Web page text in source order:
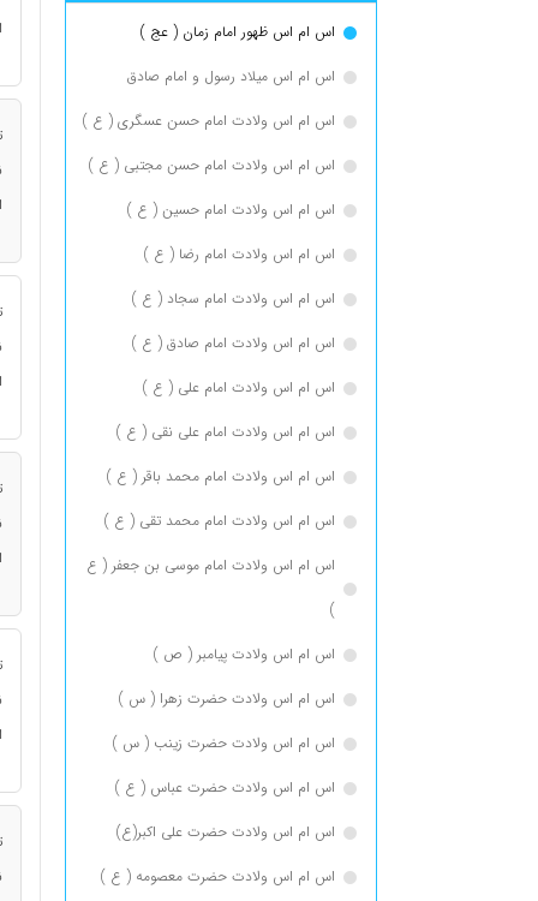
اس ام اس ظهور امام زمان ( عج )
اس ام اس میلاد رسول و امام صادق
اس ام اس ولادت امام حسن عسگری ( ع )
اس ام اس ولادت امام حسن مجتبی ( ع )
اس ام اس ولادت امام حسین ( ع )
اس ام اس ولادت امام رضا ( ع )
اس ام اس ولادت امام سجاد ( ع )
اس ام اس ولادت امام صادق ( ع )
اس ام اس ولادت امام علی ( ع )
اس ام اس ولادت امام علی نقی ( ع )
اس ام اس ولادت امام محمد باقر ( ع )
اس ام اس ولادت امام محمد تقی ( ع )
اس ام اس ولادت امام موسی بن جعفر ( ع
)
اس ام اس ولادت پیامبر ( ص )
اس ام اس ولادت حضرت زهرا ( س )
اس ام اس ولادت حضرت زینب ( س )
اس ام اس ولادت حضرت عباس ( ع )
اس ام اس ولادت حضرت علی اکبر(ع)
اس ام اس ولادت حضرت معصومه ( ع )